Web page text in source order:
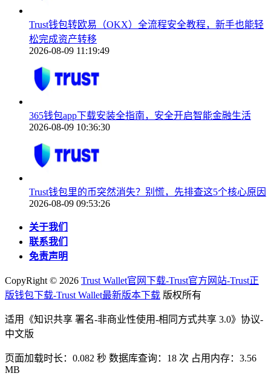
Trust钱包转欧易（OKX）全流程安全教程，新手也能轻
松完成资产转移
2026-08-09 11:19:49
365钱包app下载安装全指南，安全开启智能金融生活
2026-08-09 10:36:30
Trust钱包里的币突然消失？别慌，先排查这5个核心原因
2026-08-09 09:53:26
关于我们
联系我们
免责声明
CopyRight © 2026 Trust Wallet官网下载-Trust官方网站-Trust正
版钱包下载-Trust Wallet最新版本下载 版权所有
适用《知识共享 署名-非商业性使用-相同方式共享 3.0》协议-
中文版
页面加载时长：0.082 秒 数据库查询：18 次 占用内存：3.56
MB